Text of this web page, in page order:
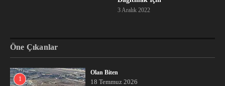
3 Aralık 2022
Öne Çıkanlar
1
Olan Biten
18 Temmuz 2026